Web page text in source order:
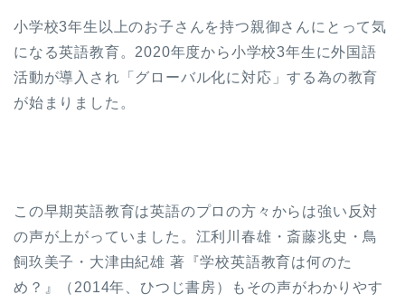
小学校3年生以上のお子さんを持つ親御さんにとって気
になる英語教育。2020年度から小学校3年生に外国語
活動が導入され「グローバル化に対応」する為の教育
が始まりました。
この早期英語教育は英語のプロの方々からは強い反対
の声が上がっていました。江利川春雄・斎藤兆史・鳥
飼玖美子・大津由紀雄 著『学校英語教育は何のた
め？』（2014年、ひつじ書房）もその声がわかりやす